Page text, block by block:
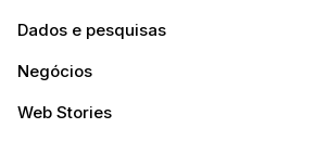
Dados e pesquisas
Negócios
Web Stories